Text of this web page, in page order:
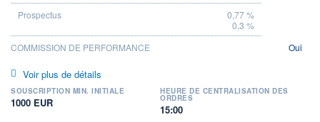
0,77 %
0,3 %
COMMISSION DE PERFORMANCE
Oui
Voir plus de détails
SOUSCRIPTION MIN. INITIALE
1000 EUR
HEURE DE CENTRALISATION DES
ORDRES
15:00